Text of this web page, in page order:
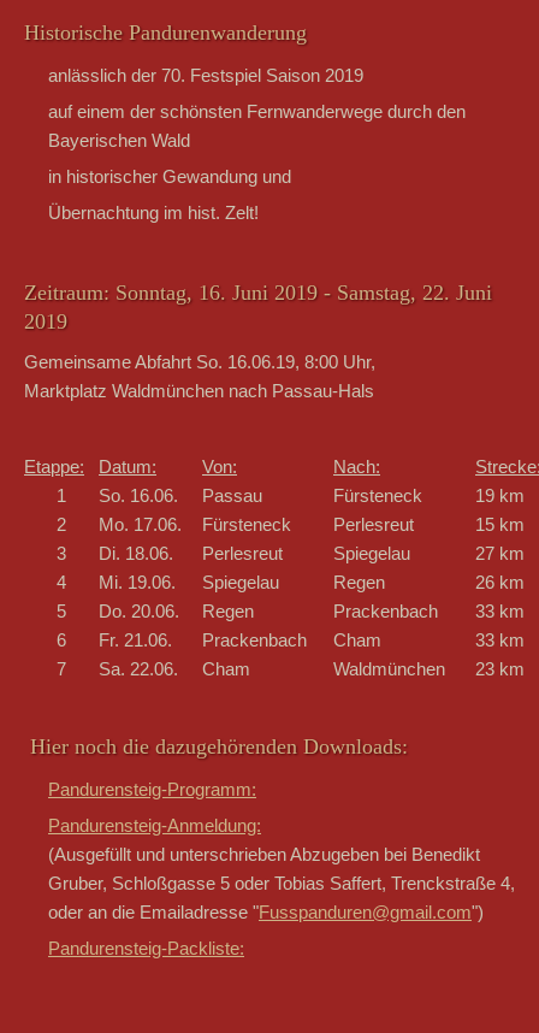
Historische Pandurenwanderung
anlässlich der 70. Festspiel Saison 2019
auf einem der schönsten Fernwanderwege durch den
Bayerischen Wald
in historischer Gewandung und
Übernachtung im hist. Zelt!
Zeitraum: Sonntag, 16. Juni 2019 - Samstag, 22. Juni
2019
Gemeinsame Abfahrt So. 16.06.19, 8:00 Uhr,
Marktplatz Waldmünchen nach Passau-Hals
Etappe: Datum: Von: Nach:
1
So. 16.06. Passau Fürsteneck
19 km
2
Mo. 17.06. Fürsteneck Perlesreut
15 km
3
Di. 18.06. Perlesreut Spiegelau
27 km
4
Mi. 19.06. Spiegelau Regen
26 km
5
Do. 20.06. Regen Prackenbach
33 km
6
Fr. 21.06. Prackenbach Cham
33 km
7
Sa. 22.06. Cham Waldmünchen 23 km
Hier noch die dazugehörenden Downloads:
Pandurensteig-Programm:
Pandurensteig-Anmeldung:
(Ausgefüllt und unterschrieben Abzugeben bei Benedikt
Gruber, Schloßgasse 5 oder Tobias Saffert, Trenckstraße 4,
oder an die Emailadresse "Fusspanduren@gmail.com")
Pandurensteig-Packliste: